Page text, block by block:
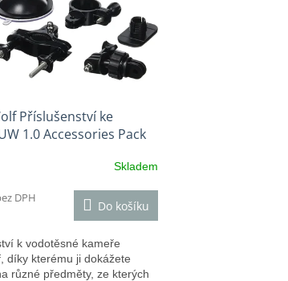
Příslušenství ke
1.0 Accessories Pack
Skladem
DPH
Do košíku
k vodotěsné kameře
díky kterému ji dokážete
různé předměty, ze kterých